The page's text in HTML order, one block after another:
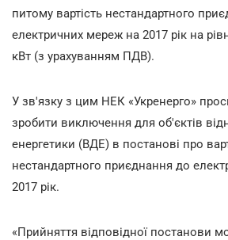
питому вартість нестандартного
електричних мереж на 2017 рік на
кВт (з урахуванням ПДВ).
У зв'язку з цим НЕК «Укренерго»
зробити виключення для об'єктів
енергетики (ВДЕ) в постанові про
нестандартного приєднання до
2017 рік.
«Прийняття відповідної постанови